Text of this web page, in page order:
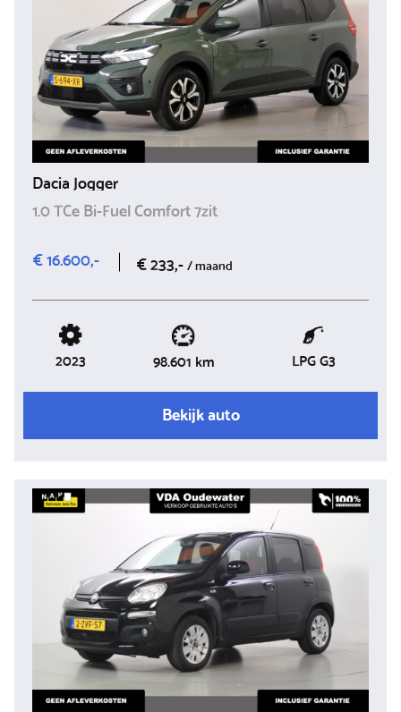
Dacia Jogger
1.0 TCe Bi-Fuel Comfort 7zit
€ 16.600,-
€ 233,-/ maand
2023 98.601 km LPG G3
Bekijk auto